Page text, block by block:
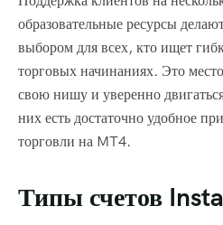
образовательные ресурсы
выбором для всех, кто ищет
торговых начинаниях. Это
свою нишу и уверенно
них есть достаточно удобное
торговли на MT4.
Типы счетов